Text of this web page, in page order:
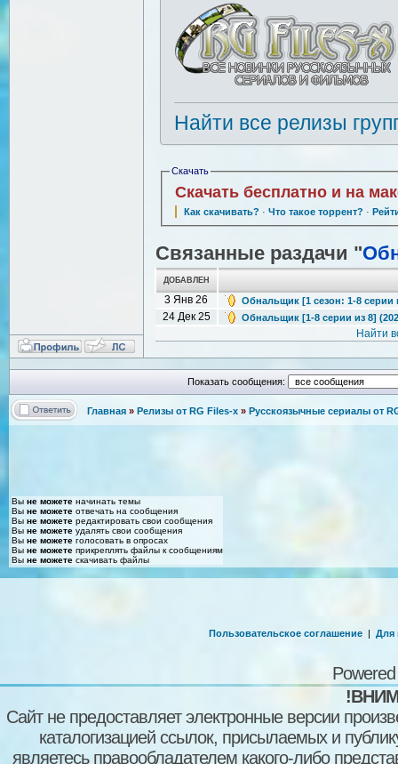
Найти все релизы
Скачать
Скачать бесплатно и на
Как скачивать? · Что такое торрент? ·
Связанные раздачи "
ДОБАВЛЕН
3 Янв 26 Обнальщик [1 сезон: 1-8 серии
24 Дек 25 Обнальщик [1-8 серии из 8]
Найти
Показать сообщения:
Главная » Релизы от RG Files-x » Русскоязычные сериалы от
Вы не можете начинать темы
Вы не можете отвечать на сообщения
Вы не можете редактировать свои сообщения
Вы не можете удалять свои сообщения
Вы не можете голосовать в опросах
Вы не можете прикреплять файлы к сообщениям
Вы не можете скачивать файлы
Пользовательское соглашение | Для
Сайт не предоставляет электронные версии
каталогизацией ссылок, присылаемых и
являетесь правообладателем какого-либо